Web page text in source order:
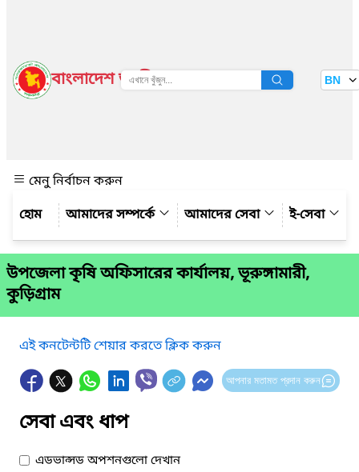
বাংলাদেশ জাতীয় তথ্য বাতায়ন BN
মেনু নির্বাচন করুন
আমাদের সম্পর্কে
আমাদের সেবা ই-সেবা
উপজেলা কৃষি অফিসারের কার্যালয়, ভূরুঙ্গামারী,
কুড়িগ্রাম
এই কনটেন্টটি শেয়ার করতে ক্লিক করুন
আপনার মতামত প্রদান করুন
সেবা এবং ধাপ
এডভান্সড অপশনগুলো দেখান